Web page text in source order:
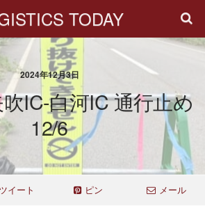
TODAY
2024年12月3日
IC-白河IC 通行止め
12/6
ツイート ピン メール